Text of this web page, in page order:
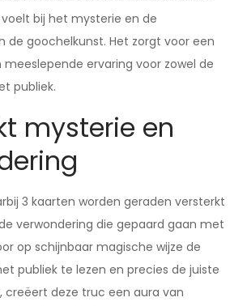
bij het mysterie en de
de goochelkunst. Het zorgt voor een
ervaring voor zowel de
publiek.
mysterie en
3 kaarten worden geraden versterkt
verwondering die gepaard gaan met
op schijnbaar magische wijze de
publiek te lezen en precies de juiste
creëert deze truc een aura van